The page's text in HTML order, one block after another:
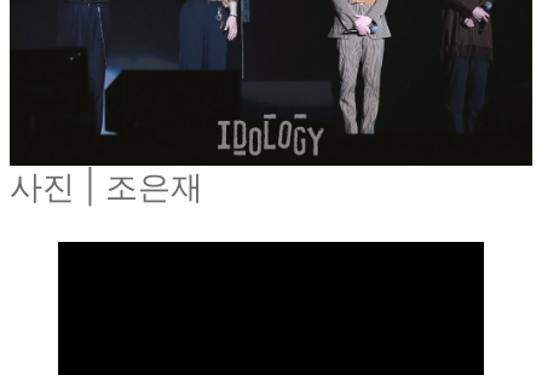
사진 | 조은재